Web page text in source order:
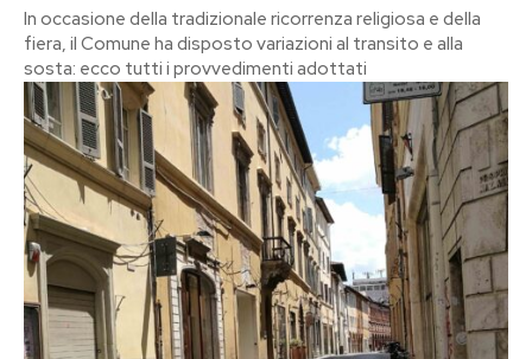
In occasione della tradizionale ricorrenza religiosa e della
fiera, il Comune ha disposto variazioni al transito e alla
sosta: ecco tutti i provvedimenti adottati